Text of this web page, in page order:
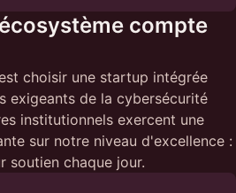
compte
choisir une startup intégrée
exigeants de la cybersécurité
institutionnels exercent une
sur notre niveau d'excellence :
soutien chaque jour.